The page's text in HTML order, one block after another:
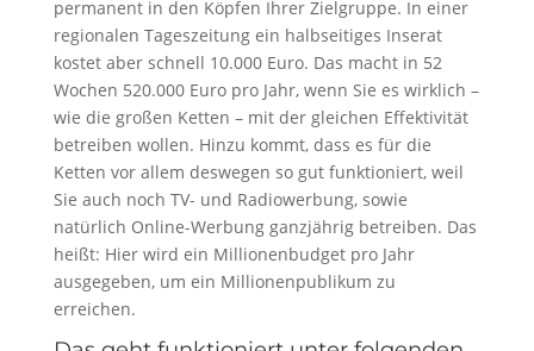
permanent in den Köpfen Ihrer Zielgruppe. In einer
regionalen Tageszeitung ein halbseitiges Inserat
kostet aber schnell 10.000 Euro. Das macht in 52
Wochen 520.000 Euro pro Jahr, wenn Sie es wirklich –
wie die großen Ketten – mit der gleichen Effektivität
betreiben wollen. Hinzu kommt, dass es für die
Ketten vor allem deswegen so gut funktioniert, weil
Sie auch noch TV- und Radiowerbung, sowie
natürlich Online-Werbung ganzjährig betreiben. Das
heißt: Hier wird ein Millionenbudget pro Jahr
ausgegeben, um ein Millionenpublikum zu
erreichen.